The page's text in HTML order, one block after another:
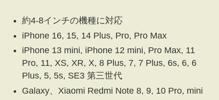
約4-8インチの機種に対応
iPhone 16, 15, 14 Plus, Pro, Pro Max
iPhone 13 mini, iPhone 12 mini, Pro Max, 11
Pro, 11, XS, XR, X, 8 Plus, 7, 7 Plus, 6s, 6, 6
Plus, 5, 5s, SE3 第三世代
Galaxy、Xiaomi Redmi Note 8, 9, 10 Pro, mini